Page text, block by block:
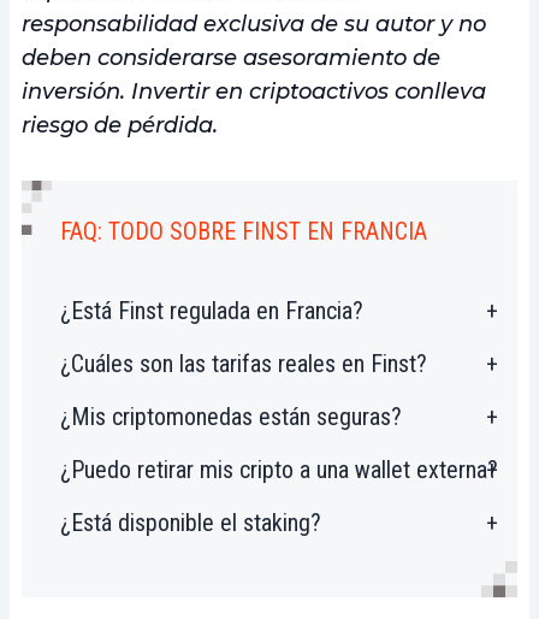
responsabilidad exclusiva de su autor y no
deben considerarse asesoramiento de
inversión. Invertir en criptoactivos conlleva
riesgo de pérdida.
FAQ: TODO SOBRE FINST EN FRANCIA
¿Está Finst regulada en Francia?
Finst opera en Francia gracias a su
AFM neerlandesa, válida en toda la UE.
¿Cuáles son las tarifas reales en Finst?
0,15% de tarifas de trading fijas
retiros SEPA gratuitos.
¿Mis criptomonedas están seguras?
Sí,total segregación de activos
independiente y conservación 1:1.
Prueba de reservas auditada disponible.
¿Puedo retirar mis cripto a una wallet externa?
Sí, Finst permite transferencias a
¿Está disponible el staking?
staking flexible en 7 criptomonedas